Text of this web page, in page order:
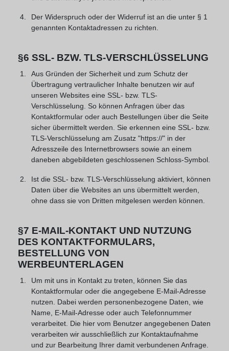
Der Widerspruch oder der Widerruf ist an die unter § 1
genannten Kontaktadressen zu richten.
§6 SSL- BZW. TLS-VERSCHLÜSSELUNG
Aus Gründen der Sicherheit und zum Schutz der
Übertragung vertraulicher Inhalte benutzen wir auf
unseren Websites eine SSL- bzw. TLS-
Verschlüsselung. So können Anfragen über das
Kontaktformular oder auch Bestellungen über die Seite
sicher übermittelt werden. Sie erkennen eine SSL- bzw.
TLS-Verschlüsselung am Zusatz "https://" in der
Adresszeile des Internetbrowsers sowie an einem
daneben abgebildeten geschlossenen Schloss-Symbol.
Ist die SSL- bzw. TLS-Verschlüsselung aktiviert, können
Daten über die Websites an uns übermittelt werden,
ohne dass sie von Dritten mitgelesen werden können.
§7 E-MAIL-KONTAKT UND NUTZUNG
DES KONTAKTFORMULARS,
BESTELLUNG VON
WERBEUNTERLAGEN
Um mit uns in Kontakt zu treten, können Sie das
Kontaktformular oder die angegebene E-Mail-Adresse
nutzen. Dabei werden personenbezogene Daten, wie
Name, E-Mail-Adresse oder auch Telefonnummer
verarbeitet. Die hier vom Benutzer angegebenen Daten
verarbeiten wir ausschließlich zur Kontaktaufnahme
und zur Bearbeitung Ihrer damit verbundenen Anfrage.